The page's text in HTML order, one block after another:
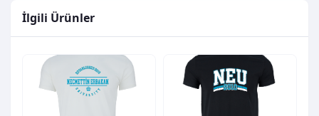
İlgili Ürünler